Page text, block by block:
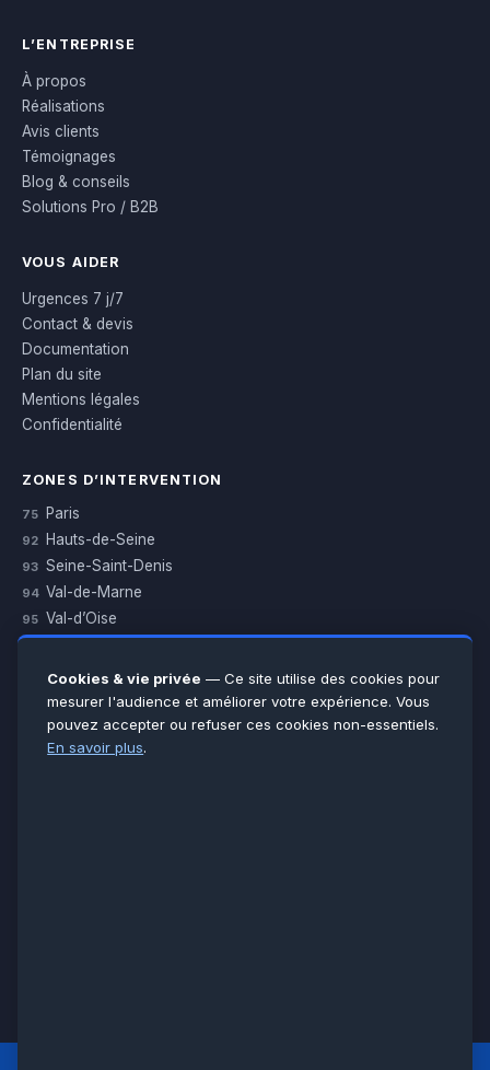
L’ENTREPRISE
À propos
Réalisations
Avis clients
Témoignages
Blog & conseils
Solutions Pro / B2B
VOUS AIDER
Urgences 7 j/7
Contact & devis
Documentation
Plan du site
Mentions légales
Confidentialité
ZONES D’INTERVENTION
75 Paris
92 Hauts-de-Seine
93 Seine-Saint-Denis
94 Val-de-Marne
95 Val-d’Oise
Essonne
Seine-et-Marne
Voir toutes les villes →
Cookies & vie privée — Ce site utilise des cookies pour
mesurer l'audience et améliorer votre expérience. Vous
pouvez accepter ou refuser ces cookies non-essentiels.
En savoir plus.